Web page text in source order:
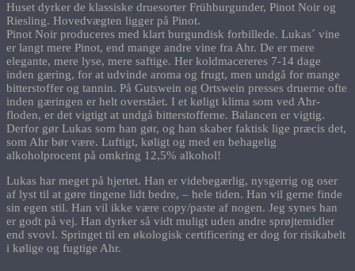
Huset dyrker de klassiske druesorter Frühburgunder, Pinot Noir og
Riesling. Hovedvægten ligger på Pinot.
Pinot Noir produceres med klart burgundisk forbillede. Lukas´ vine
er langt mere Pinot, end mange andre vine fra Ahr. De er mere
elegante, mere lyse, mere saftige. Her koldmacereres 7-14 dage
inden gæring, for at udvinde aroma og frugt, men undgå for mange
bitterstoffer og tannin. På Gutswein og Ortswein presses druerne ofte
inden gæringen er helt overstået. I et køligt klima som ved Ahr-
floden, er det vigtigt at undgå bitterstofferne. Balancen er vigtig.
Derfor gør Lukas som han gør, og han skaber faktisk lige præcis det,
som Ahr bør være. Luftigt, køligt og med en behagelig
alkoholprocent på omkring 12,5% alkohol!
Lukas har meget på hjertet. Han er videbegærlig, nysgerrig og oser
af lyst til at gøre tingene lidt bedre, – hele tiden. Han vil gerne finde
sin egen stil. Han vil ikke være copy/paste af nogen. Jeg synes han
er godt på vej. Han dyrker så vidt muligt uden andre sprøjtemidler
end svovl. Springet til en økologisk certificering er dog for risikabelt
i kølige og fugtige Ahr.